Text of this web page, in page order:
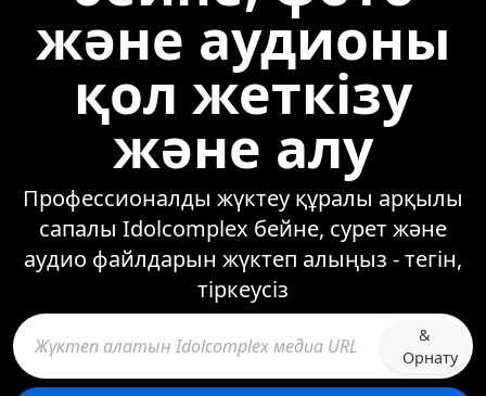
және аудионы
қол жеткізу
және алу
Профессионалды жүктеу құралы арқылы
сапалы Idolcomplex бейне, сурет және
аудио файлдарын жүктеп алыңыз - тегін,
тіркеусіз
&
Орнату